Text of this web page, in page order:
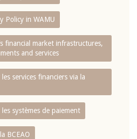
Policy in WAMU
financial market infrastructures,
and services
services financiers via la
systèmes de paiement
BCEAO